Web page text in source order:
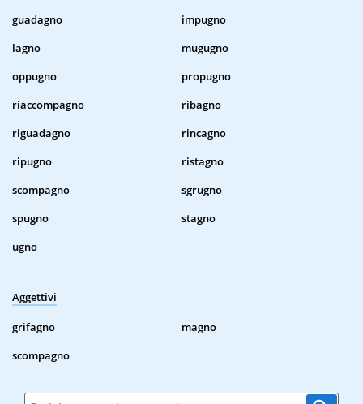
guadagno
impugno
lagno
mugugno
oppugno
propugno
riaccompagno
ribagno
riguadagno
rincagno
ripugno
ristagno
scompagno
sgrugno
spugno
stagno
ugno
Aggettivi
grifagno
magno
scompagno